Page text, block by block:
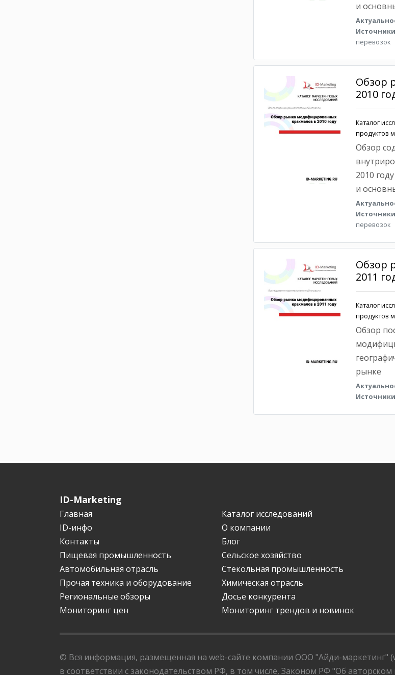
и
перевозок
Обзор
2010
Каталог
продуктов
Обзор
2010
и
перевозок
Обзор
2011
Каталог
продуктов
Обзор
рынке
ID-Marketing
Главная
Каталог исследований
ID-инфо
О компании
Контакты
Блог
Пищевая промышленность
Сельское хозяйство
Автомобильная отрасль
Стекольная промышленность
Прочая техника и оборудование
Химическая отрасль
Региональные обзоры
Досье конкурента
Мониторинг цен
Мониторинг трендов и новинок
© Вся информация, размещенная на web-сайте компании ООО "Айди-маркетинг"
в соответствии с законодательством РФ, в том числе, Законом РФ "Об